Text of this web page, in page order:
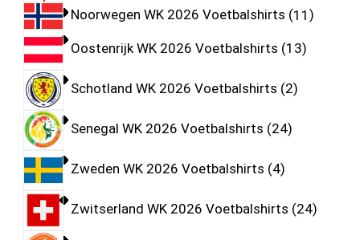
Noorwegen WK 2026 Voetbalshirts 11
Oostenrijk WK 2026 Voetbalshirts 13
Schotland WK 2026 Voetbalshirts 2
Senegal WK 2026 Voetbalshirts 24
Zweden WK 2026 Voetbalshirts 4
Zwitserland WK 2026 Voetbalshirts 24